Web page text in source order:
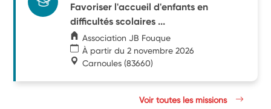
Favoriser l'accueil d'enfants en
difficultés scolaires ...
Association JB Fouque
À partir du 2 novembre 2026
Carnoules (83660)
Voir toutes les missions